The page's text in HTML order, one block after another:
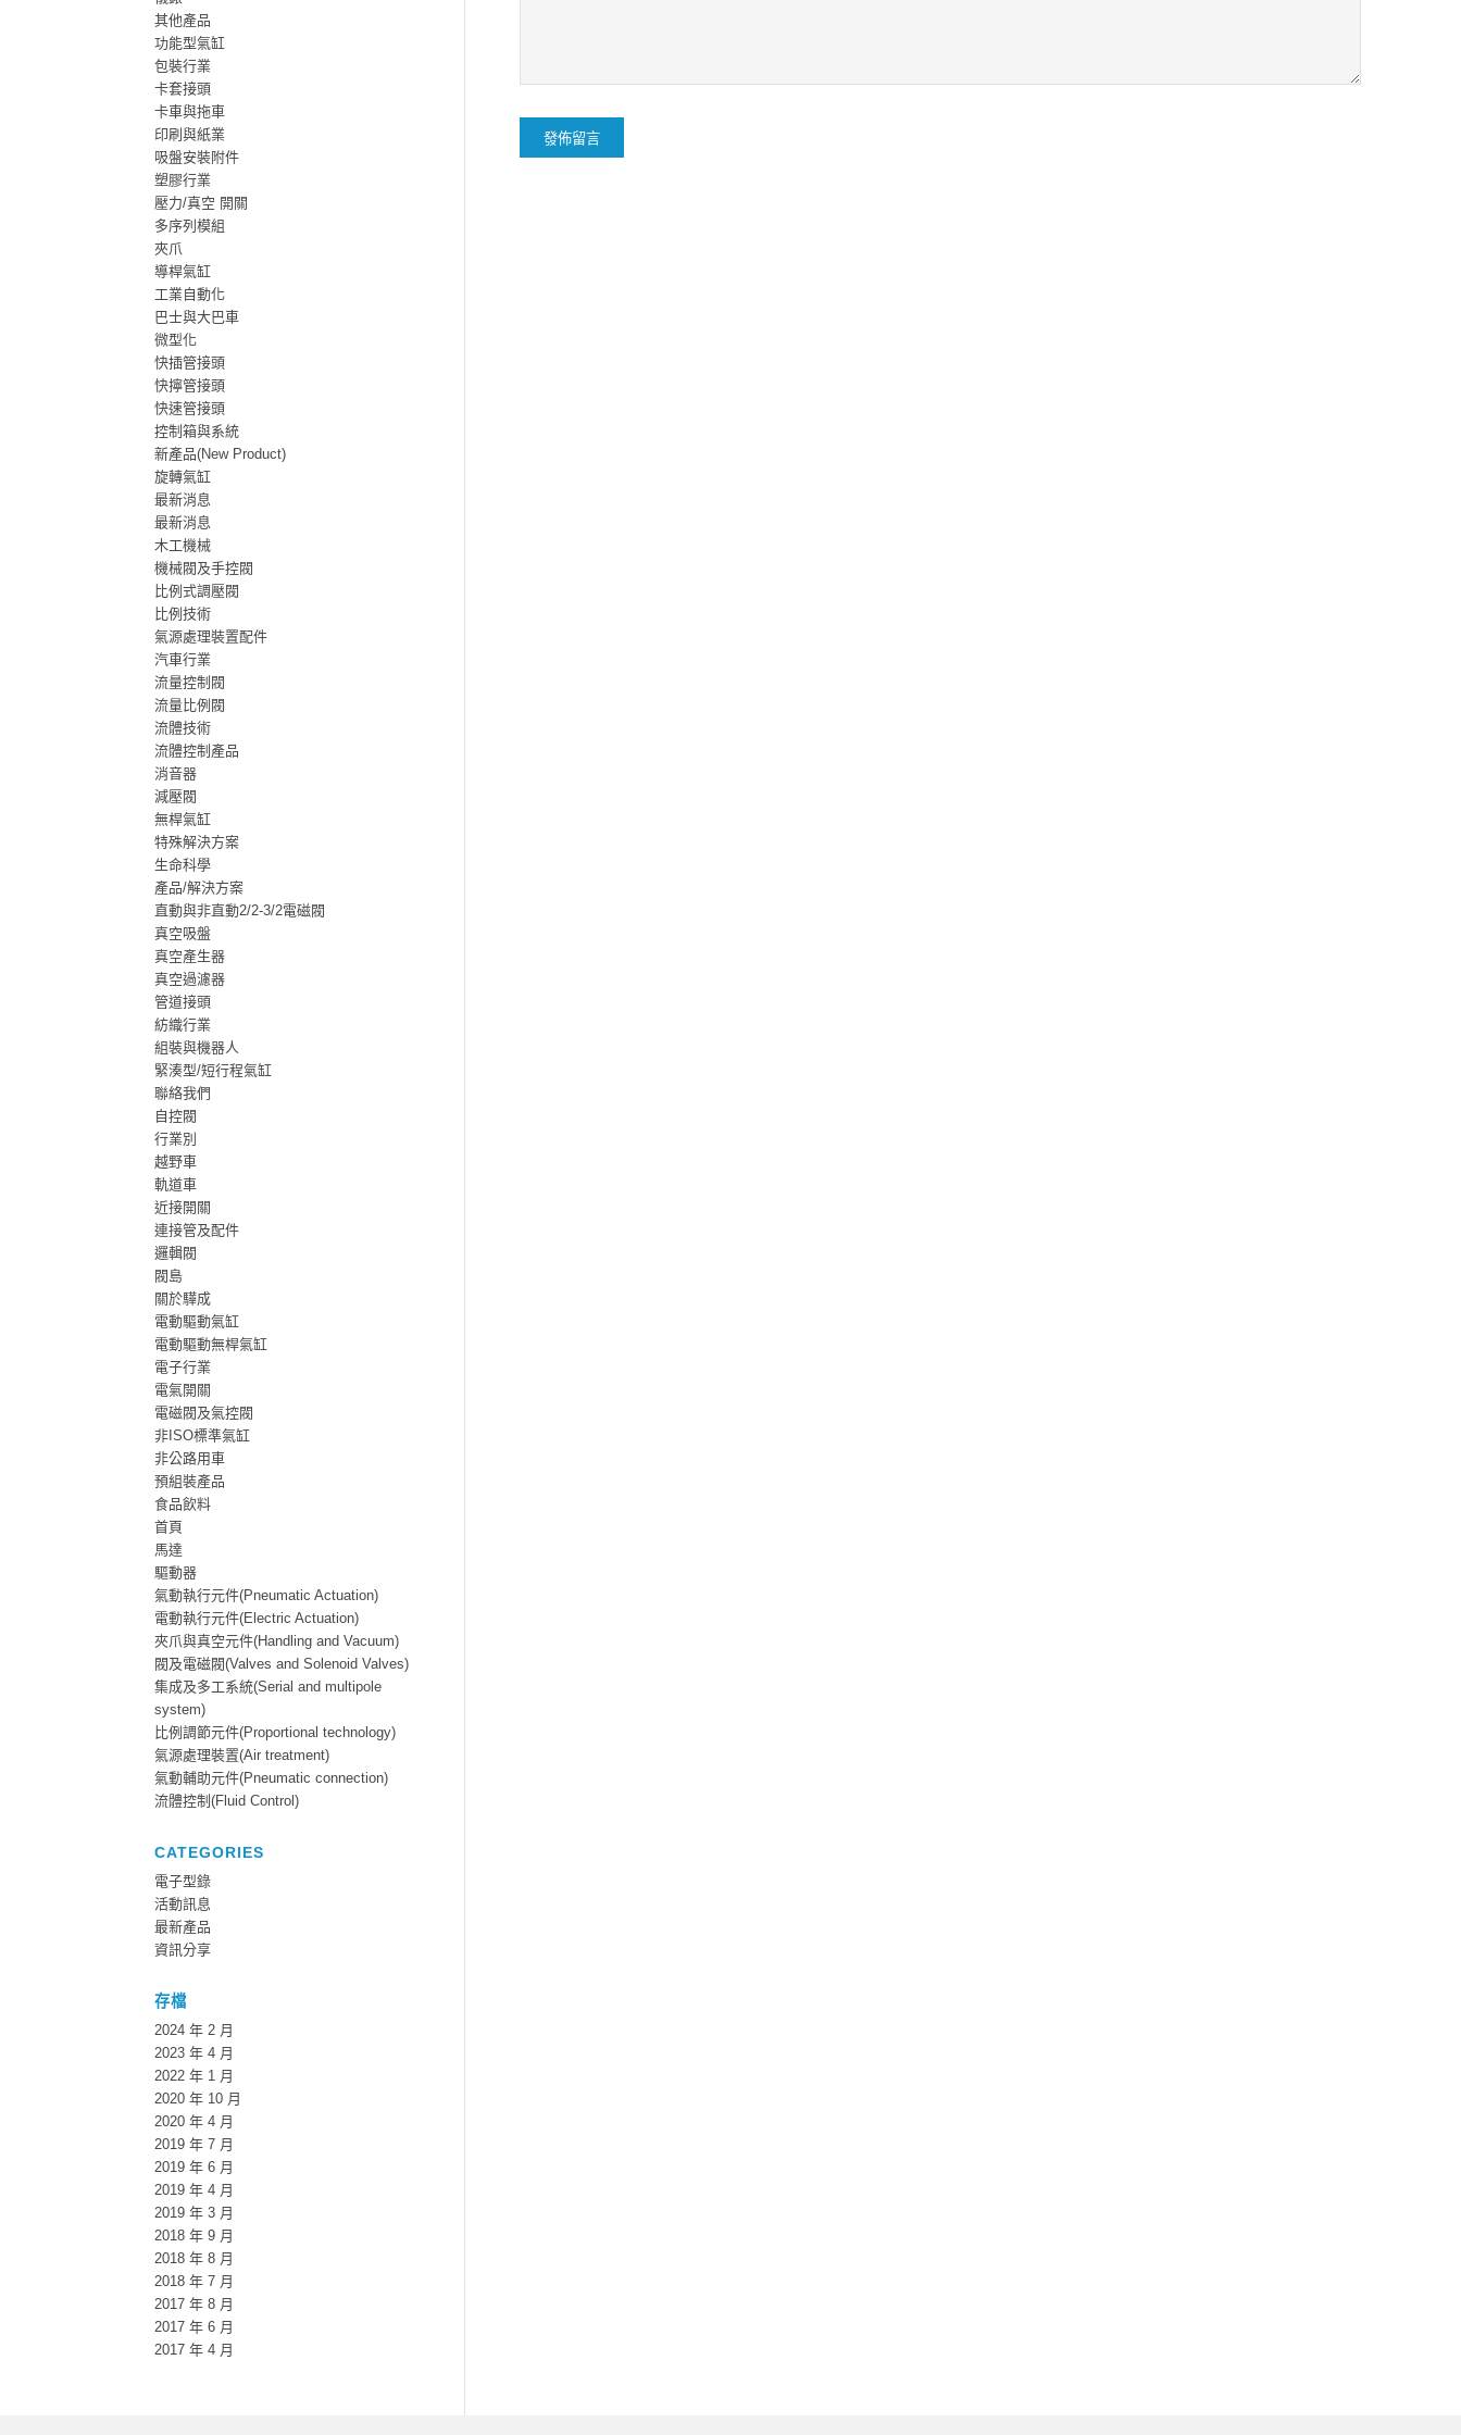
其他產品
功能型氣缸
包裝行業
卡套接頭
卡車與拖車
印刷與紙業
吸盤安裝附件
塑膠行業
壓力/真空 開關
多序列模組
夾爪
導桿氣缸
工業自動化
巴士與大巴車
微型化
快插管接頭
快擰管接頭
快速管接頭
控制箱與系統
新產品(New Product)
旋轉氣缸
最新消息
最新消息
木工機械
機械閥及手控閥
比例式調壓閥
比例技術
氣源處理裝置配件
汽車行業
流量控制閥
流量比例閥
流體技術
流體控制產品
消音器
減壓閥
無桿氣缸
特殊解決方案
生命科學
產品/解決方案
直動與非直動2/2-3/2電磁閥
真空吸盤
真空產生器
真空過濾器
管道接頭
紡織行業
組裝與機器人
緊湊型/短行程氣缸
聯絡我們
自控閥
行業別
越野車
軌道車
近接開關
連接管及配件
邏輯閥
閥島
關於驊成
電動驅動氣缸
電動驅動無桿氣缸
電子行業
電氣開關
電磁閥及氣控閥
非ISO標準氣缸
非公路用車
預組裝產品
食品飲料
首頁
馬達
驅動器
氣動執行元件(Pneumatic Actuation)
電動執行元件(Electric Actuation)
夾爪與真空元件(Handling and Vacuum)
閥及電磁閥(Valves and Solenoid Valves)
集成及多工系統(Serial and multipole
system)
比例調節元件(Proportional technology)
氣源處理裝置(Air treatment)
氣動輔助元件(Pneumatic connection)
流體控制(Fluid Control)
CATEGORIES
電子型錄
活動訊息
最新產品
資訊分享
存檔
2024 年 2 月
2023 年 4 月
2022 年 1 月
2020 年 10 月
2020 年 4 月
2019 年 7 月
2019 年 6 月
2019 年 4 月
2019 年 3 月
2018 年 9 月
2018 年 8 月
2018 年 7 月
2017 年 8 月
2017 年 6 月
2017 年 4 月